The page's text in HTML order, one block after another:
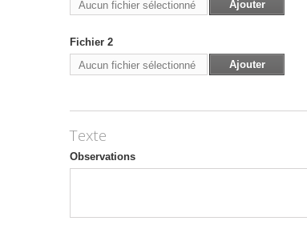
Aucun fichier sélectionné
Ajouter
Fichier 2
Aucun fichier sélectionné
Ajouter
Texte
Observations